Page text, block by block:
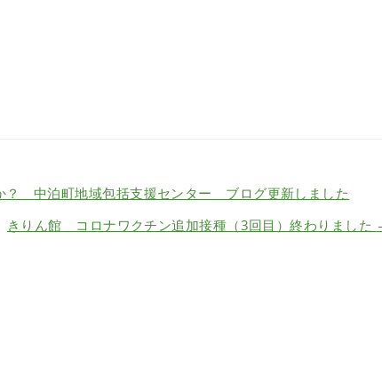
？ 中泊町地域包括支援センター ブログ更新しました
きりん館 コロナワクチン追加接種（3回目）終わりました